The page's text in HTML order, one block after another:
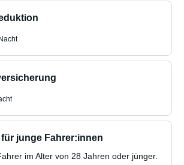
Nacht
junge Fahrer:innen
im Alter von 28 Jahren oder jünger.